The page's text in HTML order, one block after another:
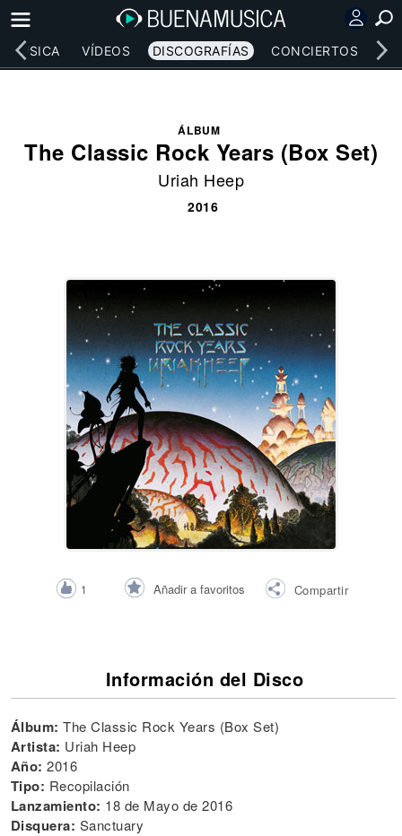
MÚSICA VÍDEOS DISCOGRAFÍAS CONCIERTOS
ÁLBUM
The Classic Rock Years (Box Set)
Uriah Heep
2016
1 Añadir a favoritos Compartir
Información del Disco
Álbum: The Classic Rock Years (Box Set)
Artista: Uriah Heep
Año: 2016
Tipo: Recopilación
Lanzamiento: 18 de Mayo de 2016
Disquera: Sanctuary